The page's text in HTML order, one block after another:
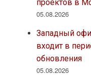
проектов в
05.08.2026
Западный
входит в
обновления
05.08.2026